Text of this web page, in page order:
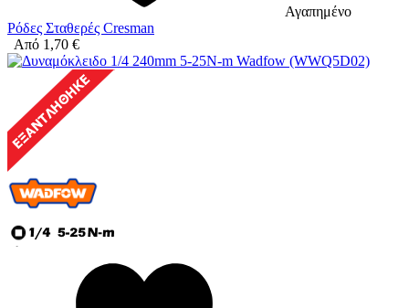
Αγαπημένο
Ρόδες Σταθερές Cresman
Από 1,70 €